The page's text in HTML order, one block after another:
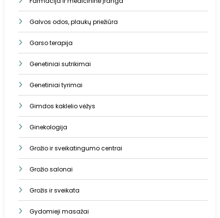
Galvos odos, plaukų priežiūra
Garso terapija
Genetiniai sutrikimai
Genetiniai tyrimai
Gimdos kaklelio vėžys
Ginekologija
Grožio ir sveikatingumo centrai
Grožio salonai
Grožis ir sveikata
Gydomieji masažai